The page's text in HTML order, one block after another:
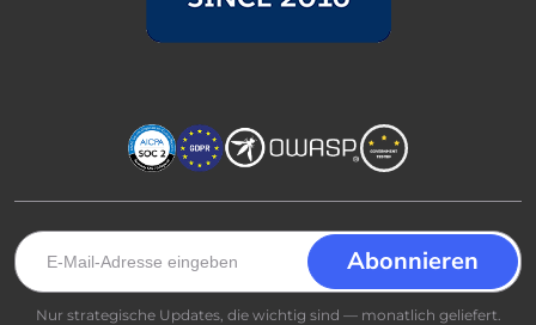
Nur strategische Updates, die wichtig sind — monatlich geliefert.